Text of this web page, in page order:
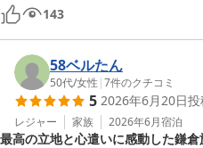
たり、絵和風旅館を思わせるよう
題はないと思います。
143
58ベルたん
50代/女性 |7件のクチコミ
5 2026年6月20日
レジャー 家族 2026年6月宿泊
最高の立地と心遣いに感動した鎌倉